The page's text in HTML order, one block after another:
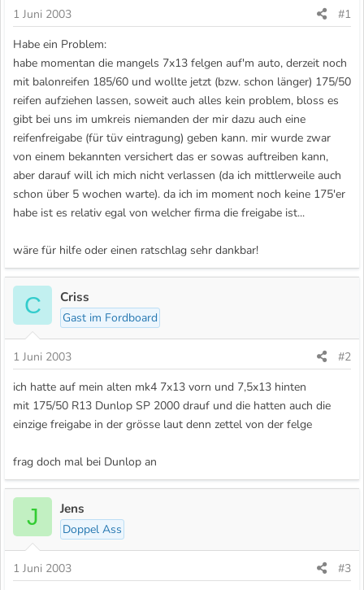
e
r
t
a
m
1 Juni 2003
#1
Habe ein Problem:
habe momentan die mangels 7x13 felgen auf'm auto, derzeit noch
mit balonreifen 185/60 und wollte jetzt (bzw. schon länger) 175/50
reifen aufziehen lassen, soweit auch alles kein problem, bloss es
gibt bei uns im umkreis niemanden der mir dazu auch eine
reifenfreigabe (für tüv eintragung) geben kann. mir wurde zwar
von einem bekannten versichert das er sowas auftreiben kann,
aber darauf will ich mich nicht verlassen (da ich mittlerweile auch
schon über 5 wochen warte). da ich im moment noch keine 175'er
habe ist es relativ egal von welcher firma die freigabe ist...
wäre für hilfe oder einen ratschlag sehr dankbar!
C Criss
Gast im Fordboard
1 Juni 2003
#2
ich hatte auf mein alten mk4 7x13 vorn und 7,5x13 hinten
mit 175/50 R13 Dunlop SP 2000 drauf und die hatten auch die
einzige freigabe in der grösse laut denn zettel von der felge
frag doch mal bei Dunlop an
J Jens
Doppel Ass
1 Juni 2003
#3